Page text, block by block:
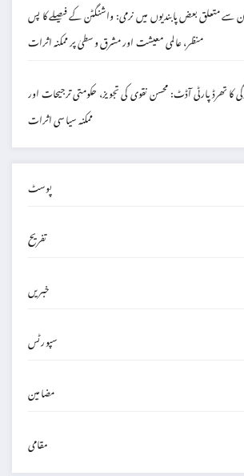
سے متعلق بعض پابندیوں میں نرمی: واشنگٹن کے فیصلے کا پس
منظر، عالمی معیشت اور مشرق وسطیٰ پر ممکنہ اثرات
کا تھرڈ پارٹی آڈٹ: محسن نقوی کی تجویز، حکومتی ترجیحات اور
ممکنہ سیاسی اثرات
پوسٹ
تفریح
خبریں
سپورٹس
مضامین
مقامی